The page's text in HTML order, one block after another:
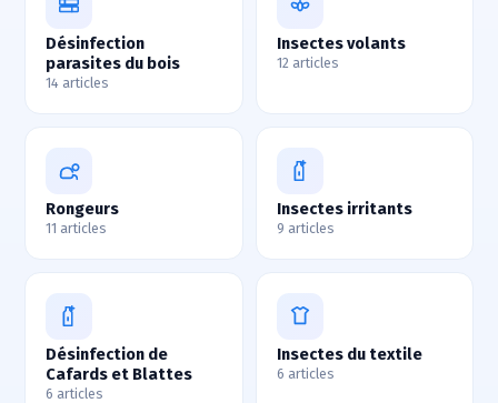
Désinfection
parasites du bois
14 articles
Insectes volants
12 articles
Rongeurs
11 articles
Insectes irritants
9 articles
Désinfection de
Cafards et Blattes
6 articles
Insectes du textile
6 articles